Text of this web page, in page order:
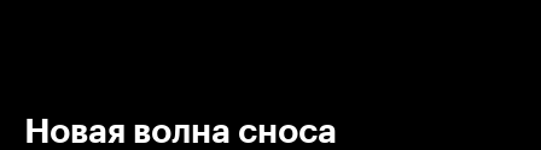
Новая волна сноса